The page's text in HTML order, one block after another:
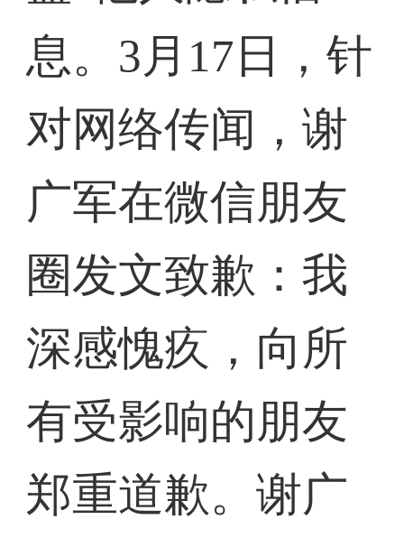
息。3月17日，针
对网络传闻，谢
广军在微信朋友
圈发文致歉：我
深感愧疚，向所
有受影响的朋友
郑重道歉。谢广